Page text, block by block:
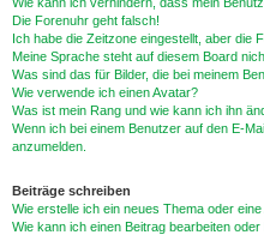
Die Forenuhr geht falsch!
Ich habe die Zeitzone eingestellt, aber die
Meine Sprache steht auf diesem Board
Was sind das für Bilder, die bei meinem
Wie verwende ich einen Avatar?
Was ist mein Rang und wie kann ich ihn
Wenn ich bei einem Benutzer auf den E-
anzumelden.
Beiträge schreiben
Wie erstelle ich ein neues Thema oder eine
Wie kann ich einen Beitrag bearbeiten